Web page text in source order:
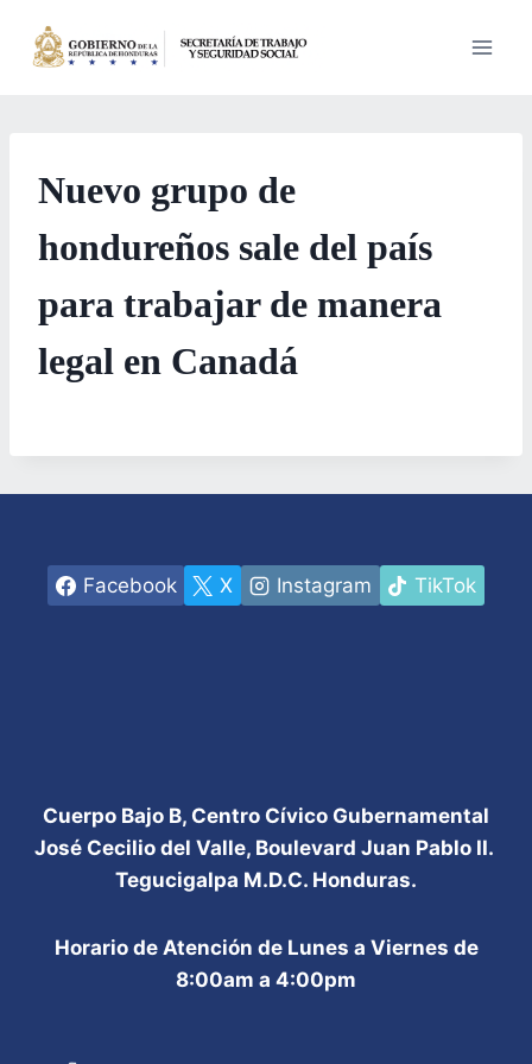
Nuevo grupo de
hondureños sale del país
para trabajar de manera
legal en Canadá
Facebook X Instagram TikTok
Cuerpo Bajo B, Centro Cívico Gubernamental
José Cecilio del Valle, Boulevard Juan Pablo II.
Tegucigalpa M.D.C. Honduras.
Horario de Atención de Lunes a Viernes de
8:00am a 4:00pm